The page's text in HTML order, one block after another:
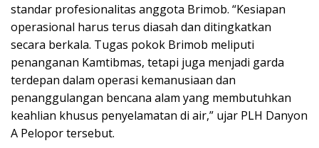
standar profesionalitas anggota Brimob. “Kesiapan
operasional harus terus diasah dan ditingkatkan
secara berkala. Tugas pokok Brimob meliputi
penanganan Kamtibmas, tetapi juga menjadi garda
terdepan dalam operasi kemanusiaan dan
penanggulangan bencana alam yang membutuhkan
keahlian khusus penyelamatan di air,” ujar PLH Danyon
A Pelopor tersebut.